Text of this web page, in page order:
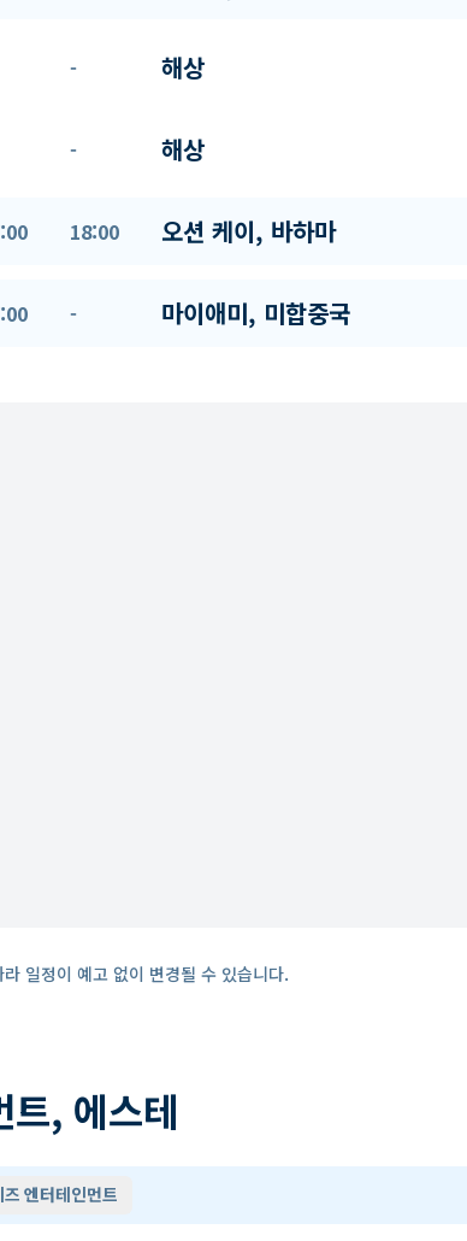
- 해상
- 해상
18:00 오션 케이, 바하마
- 마이애미, 미합중국
일정이 예고 없이 변경될 수 있습니다.
트, 에스테
즈 엔터테인먼트